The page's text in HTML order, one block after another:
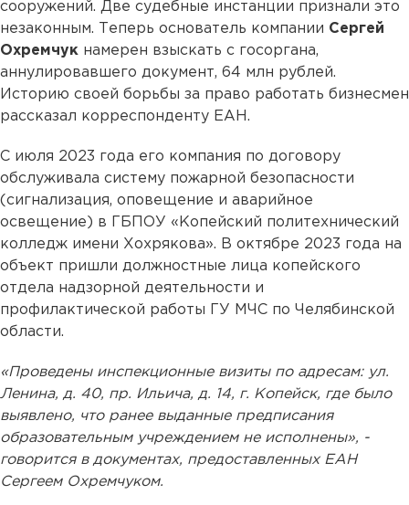
сооружений. Две судебные инстанции признали это
незаконным. Теперь основатель компании Сергей
Охремчук намерен взыскать с госоргана,
аннулировавшего документ, 64 млн рублей.
Историю своей борьбы за право работать бизнесмен
рассказал корреспонденту ЕАН.
С июля 2023 года его компания по договору
обслуживала систему пожарной безопасности
(сигнализация, оповещение и аварийное
освещение) в ГБПОУ «Копейский политехнический
колледж имени Хохрякова». В октябре 2023 года на
объект пришли должностные лица копейского
отдела надзорной деятельности и
профилактической работы ГУ МЧС по Челябинской
области.
«Проведены инспекционные визиты по адресам: ул.
Ленина, д. 40, пр. Ильича, д. 14, г. Копейск, где было
выявлено, что ранее выданные предписания
образовательным учреждением не исполнены», -
говорится в документах, предоставленных ЕАН
Сергеем Охремчуком.